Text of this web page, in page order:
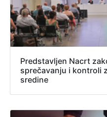
Predstavljen Nacrt
sprečavanju i kontroli
sredine